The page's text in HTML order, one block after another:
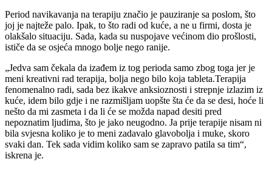
Period navikavanja na terapiju značio je pauziranje sa poslom, što
joj je najteže palo. Ipak, to što radi od kuće, a ne u firmi, dosta je
olakšalo situaciju. Sada, kada su nuspojave većinom dio prošlosti,
ističe da se osjeća mnogo bolje nego ranije.
„Jedva sam čekala da izađem iz tog perioda samo zbog toga jer je
meni kreativni rad terapija, bolja nego bilo koja tableta.Terapija
fenomenalno radi, sada bez ikakve anksioznosti i strepnje izlazim iz
kuće, idem bilo gdje i ne razmišljam uopšte šta će da se desi, hoće li
nešto da mi zasmeta i da li će se možda napad desiti pred
nepoznatim ljudima, što je jako neugodno. Ja prije terapije nisam ni
bila svjesna koliko je to meni zadavalo glavobolja i muke, skoro
svaki dan. Tek sada vidim koliko sam se zapravo patila sa tim“,
iskrena je.